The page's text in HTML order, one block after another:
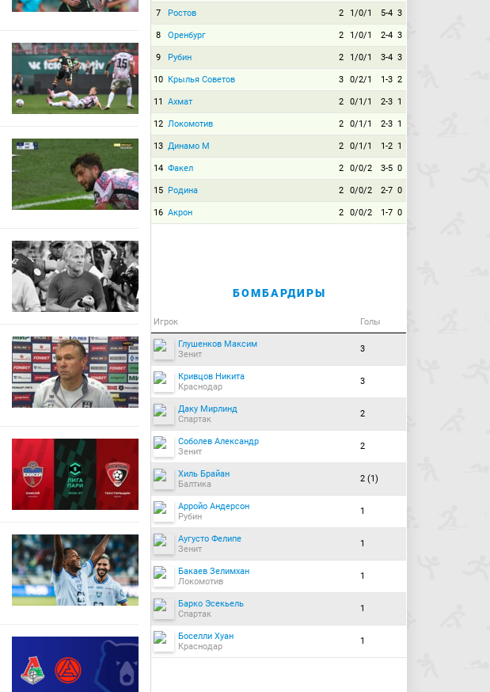
7 Ростов 2 1/0/1 5-4 3
8 Оренбург 2 1/0/1 2-4 3
9 Рубин 2 1/0/1 3-4 3
10 Крылья Советов 3 0/2/1 1-3 2
11 Ахмат 2 0/1/1 2-3 1
12 Локомотив 2 0/1/1 2-3 1
13 Динамо М 2 0/1/1 1-2 1
14 Факел 2 0/0/2 3-5 0
15 Родина 2 0/0/2 2-7 0
16 Акрон 2 0/0/2 1-7 0
БОМБАРДИРЫ
Игрок Голы
Глушенков Максим
Зенит
3
Кривцов Никита
Краснодар
3
Даку Мирлинд
Спартак
2
Соболев Александр
Зенит
2
Хиль Брайан
Балтика
2 (1)
Арройо Андерсон
Рубин
1
Аугусто Фелипе
Зенит
1
Бакаев Зелимхан
Локомотив
1
Барко Эсекьель
Спартак
1
Боселли Хуан
Краснодар
1